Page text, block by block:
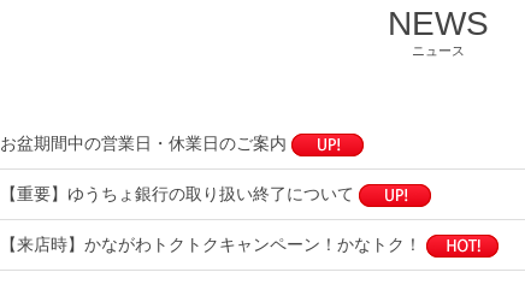
NEWS
ニュース
お盆期間中の営業日・休業日のご案内
【重要】ゆうちょ銀行の取り扱い終了について
【来店時】かながわトクトクキャンペーン！かなトク！